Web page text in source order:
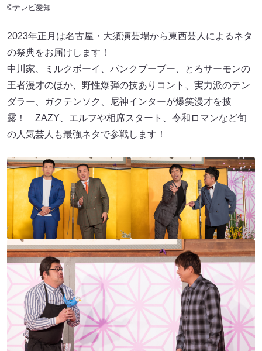
©テレビ愛知
2023年正月は名古屋・大須演芸場から東西芸人によるネタ
の祭典をお届けします！
中川家、ミルクボーイ、パンクブーブー、とろサーモンの
王者漫才のほか、野性爆弾の技ありコント、実力派のテン
ダラー、ガクテンソク、尼神インターが爆笑漫才を披
露！ ZAZY、エルフや相席スタート、令和ロマンなど旬
の人気芸人も最強ネタで参戦します！